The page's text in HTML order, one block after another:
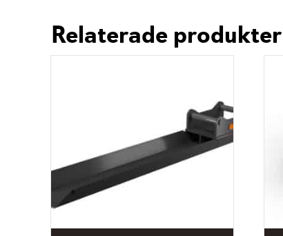
Relaterade produkter